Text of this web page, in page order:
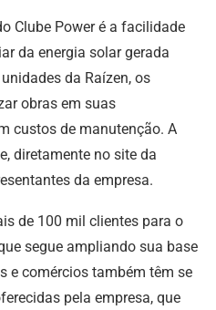
Clube Power é a facilidade
da energia solar gerada
da Raízen, os
obras em suas
custos de manutenção. A
diretamente no site da
da empresa.
de 100 mil clientes para o
segue ampliando sua base
e comércios também têm se
pela empresa, que